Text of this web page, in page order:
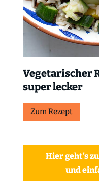
Vegetarischer
super lecker
Zum Rezept
Hier geht's
und